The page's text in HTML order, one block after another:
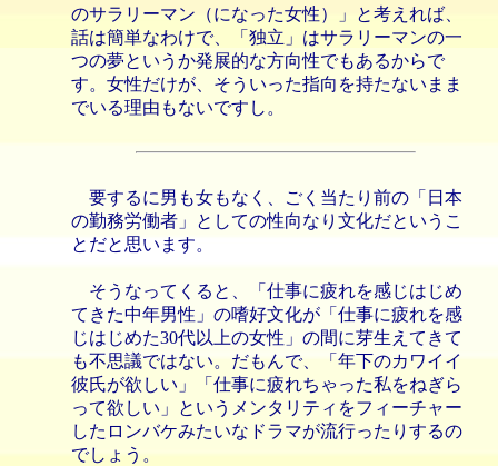
のサラリーマン（になった女性）」と考えれば、
話は簡単なわけで、「独立」はサラリーマンの一
つの夢というか発展的な方向性でもあるからで
す。女性だけが、そういった指向を持たないまま
でいる理由もないですし。
要するに男も女もなく、ごく当たり前の「日本
の勤務労働者」としての性向なり文化だというこ
とだと思います。
そうなってくると、「仕事に疲れを感じはじめ
てきた中年男性」の嗜好文化が「仕事に疲れを感
じはじめた30代以上の女性」の間に芽生えてきて
も不思議ではない。だもんで、「年下のカワイイ
彼氏が欲しい」「仕事に疲れちゃった私をねぎら
って欲しい」というメンタリティをフィーチャー
したロンバケみたいなドラマが流行ったりするの
でしょう。